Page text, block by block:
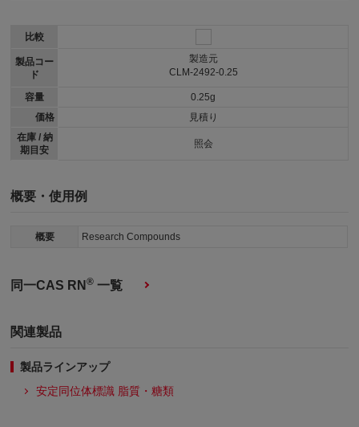
比較
製品コー
ド
容量
価格
在庫 / 納
期目安
製造元
CLM-2492-0.25
0.25g
見積り
照会
概要・使用例
概要 Research Compounds
同一CAS RN® 一覧
関連製品
製品ラインアップ
安定同位体標識 脂質・糖類